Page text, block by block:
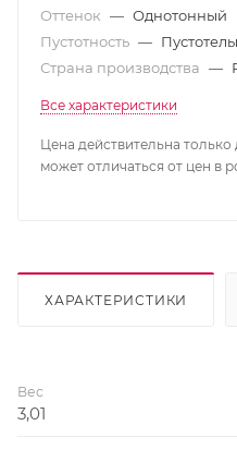
Оттенок — Однотонный
Пустотность —
Страна производства —
Все характеристики
Цена действительна
может отличаться от цен в
ХАРАКТЕРИСТИКИ
Вес
3,01